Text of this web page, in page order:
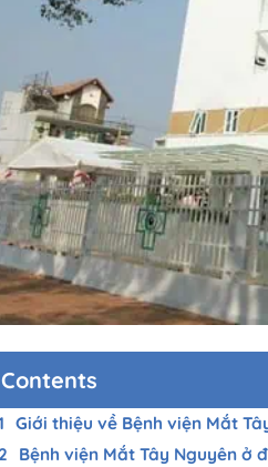
Contents
Giới thiệu về Bệnh viện Mắt
Bệnh viện Mắt Tây Nguyên ở